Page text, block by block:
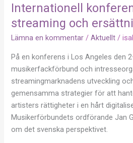
Internationell
streaming och
Lämna en kommentar /Aktuellt /
På en konferens i Los Angeles den
musikerfackförbund och
streamingmarknadens utveckling
gemensamma strategier för att
artisters rättigheter i en hårt
Musikerförbundets ordförande Jan
om det svenska perspektivet.
Internationell
konferens
om
streaming
och
ersättningar